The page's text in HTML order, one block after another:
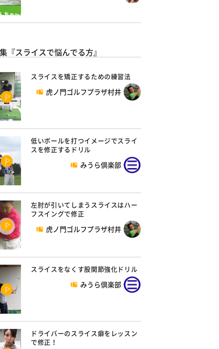
『スライスで悩んでる方』
スライスを矯正するための練習法
虎ノ門ゴルフプラザ村井
低いボールを打つイメージでスライ
スを修正するドリル
みうら倶楽部
左肘が引いてしまうスライスはハー
フスイングで修正
虎ノ門ゴルフプラザ村井
スライスをなくす股関節強化ドリル
みうら倶楽部
ドライバーのスライス癖をレッスン
で修正！